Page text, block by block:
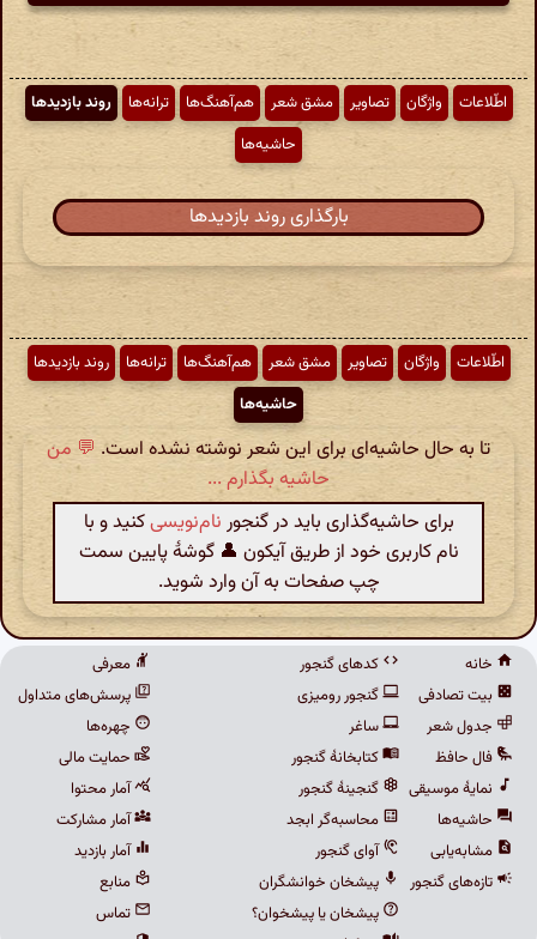
اطّلاعات واژگان تصاویر مشق شعر هم‌آهنگ‌ها ترانه‌ها
روند بازدیدها
حاشیه‌ها
بارگذاری روند بازدیدها
اطّلاعات واژگان تصاویر مشق شعر هم‌آهنگ‌ها ترانه‌ها
روند بازدیدها
حاشیه‌ها
تا به حال حاشیه‌ای برای این شعر نوشته نشده است. 💬 من
حاشیه بگذارم ...
برای حاشیه‌گذاری باید در گنجور نام‌نویسیکنید و با
نام کاربری خود از طریق آیکون 👤 گوشهٔ پایین سمت
چپ صفحات به آن وارد شوید.
خانه
بیت تصادفی
جدول شعر
فال حافظ
نمایهٔ موسیقی
حاشیه‌ها
مشابه‌یابی
تازه‌های گنجور
کدهای گنجور
گنجور رومیزی
ساغر
کتابخانهٔ گنجور
گنجینهٔ گنجور
محاسبه‌گر ابجد
آوای گنجور
پیشخان خوانشگران
پیشخان یا پیشخوان؟
معرفی
پرسش‌های متداول
چهره‌ها
حمایت مالی
آمار محتوا
آمار مشارکت
آمار بازدید
منابع
تماس